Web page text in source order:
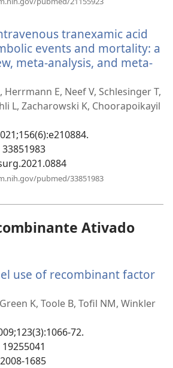
janela)
tranexamic acid
events and mortality: a
meta-analysis, and meta-
Herrmann E, Neef V, Schlesinger T,
L, Zacharowski K, Choorapoikayil
pubmed/33851983
Ativado
use of recombinant factor
K, Toole B, Tofil NM, Winkler
72.
1685